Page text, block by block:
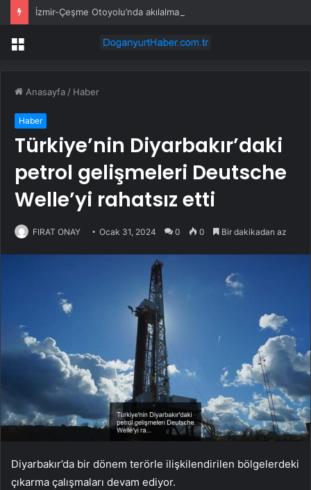
Menü
Anasayfa / Haber
Haber
Türkiye’nin Diyarbakır’daki
petrol gelişmeleri Deutsche
Welle’yi rahatsız etti
FIRAT ONAY Ocak 31, 2024 0 0 Bir dakikadan az
Diyarbakır’da bir dönem terörle ilişkilendirilen bölgelerdeki
çıkarma çalışmaları devam ediyor.